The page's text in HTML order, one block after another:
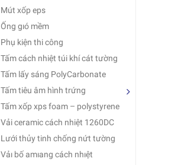
Mút xốp eps
Ống gıó mềm
Phụ kiện thi công
Tấm cách nhiệt túi khí cát tường
Tấm lấy sáng PolyCarbonate
Tấm tiêu âm hình trứng
Tấm xốp xps foam – polystyrene
Vải ceramic cách nhiệt 1260DC
Lưới thủy tinh chống nứt tường
Vảı bố amıang cách nhıệt